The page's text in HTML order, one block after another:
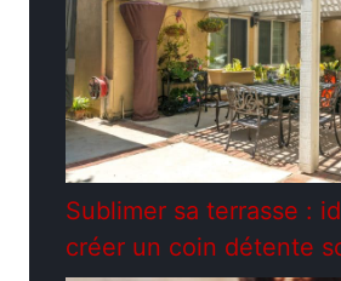
Sublimer sa terrasse :
créer un coin détente